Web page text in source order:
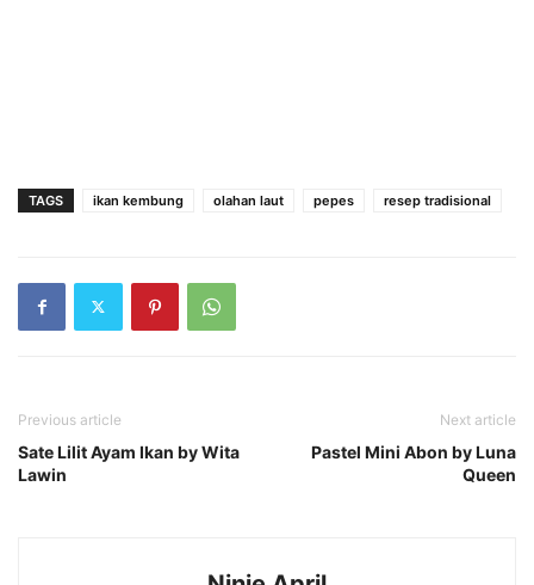
TAGS ikan kembung olahan laut pepes resep tradisional
Previous article
Sate Lilit Ayam Ikan by Wita
Lawin
Next article
Pastel Mini Abon by Luna
Queen